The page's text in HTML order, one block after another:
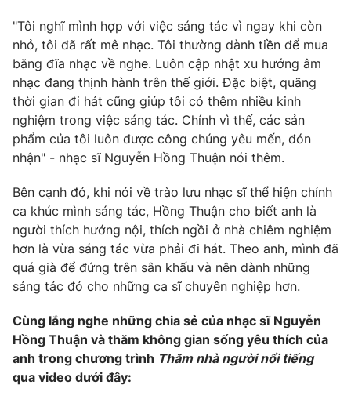
Tư vấn
Chuyên mục khác
Emagazine Podcast
Photo Infographic
Video Shorts video
VTV Money VTV Thể thao
VTV Sức khoẻ Bất động sản
Thị trường 24h Tấm lòng Việt
VTV4 Vươn mình bằng AI
"Tôi nghĩ mình hợp với việc sáng tác vì ngay khi còn
nhỏ, tôi đã rất mê nhạc. Tôi thường dành tiền để mua
băng đĩa nhạc về nghe. Luôn cập nhật xu hướng âm
nhạc đang thịnh hành trên thế giới. Đặc biệt, quãng
thời gian đi hát cũng giúp tôi có thêm nhiều kinh
nghiệm trong việc sáng tác. Chính vì thế, các sản
phẩm của tôi luôn được công chúng yêu mến, đón
nhận" - nhạc sĩ Nguyễn Hồng Thuận nói thêm.
Bên cạnh đó, khi nói về trào lưu nhạc sĩ thể hiện chính
ca khúc mình sáng tác, Hồng Thuận cho biết anh là
người thích hướng nội, thích ngồi ở nhà chiêm nghiệm
hơn là vừa sáng tác vừa phải đi hát. Theo anh, mình đã
quá già để đứng trên sân khấu và nên dành những
sáng tác đó cho những ca sĩ chuyên nghiệp hơn.
Cùng lắng nghe những chia sẻ của nhạc sĩ Nguyễn
Hồng Thuận và thăm không gian sống yêu thích của
anh trong chương trình Thăm nhà người nổi tiếng
qua video dưới đây: